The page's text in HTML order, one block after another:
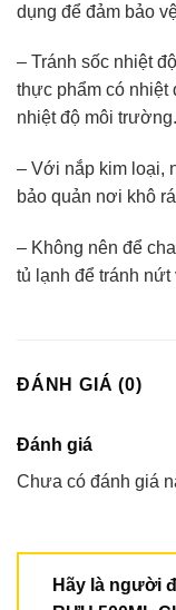
dụng để đảm bảo
– Tránh sốc nhiệt
thực phẩm có nhiệt
nhiệt độ môi trường.
– Với nắp kim loại,
bảo quản nơi khô
– Không nên để
tủ lạnh để tránh nứt
ĐÁNH GIÁ (0)
Đánh giá
Chưa có đánh giá
Hãy là người